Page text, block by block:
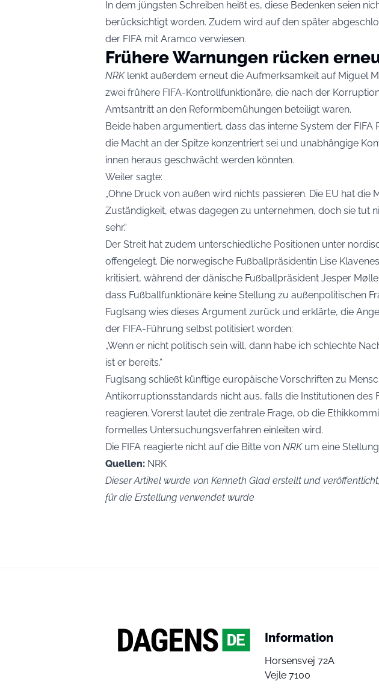
In dem jüngsten Schreiben heißt es, diese Bedenken seien
berücksichtigt worden. Zudem wird auf den später
der FIFA mit Aramco verwiesen.
Frühere Warnungen rücken
NRKlenkt außerdem erneut die Aufmerksamkeit auf Miguel
zwei frühere FIFA-Kontrollfunktionäre, die nach der
Amtsantritt an den Reformbemühungen beteiligt waren.
Beide haben argumentiert, dass das interne System der FIFA
die Macht an der Spitze konzentriert sei und unabhängige
innen heraus geschwächt werden könnten.
Weiler sagte:
„Ohne Druck von außen wird nichts passieren. Die EU hat die
Zuständigkeit, etwas dagegen zu unternehmen, doch sie tut
sehr.“
Der Streit hat zudem unterschiedliche Positionen unter
offengelegt. Die norwegische Fußballpräsidentin Lise
kritisiert, während der dänische Fußballpräsident Jesper
dass Fußballfunktionäre keine Stellung zu außenpolitischen
Fuglsang wies dieses Argument zurück und erklärte, die
der FIFA-Führung selbst politisiert worden:
„Wenn er nicht politisch sein will, dann habe ich schlechte
ist er bereits.“
Fuglsang schließt künftige europäische Vorschriften zu
Antikorruptionsstandards nicht aus, falls die Institutionen des
reagieren. Vorerst lautet die zentrale Frage, ob die
formelles Untersuchungsverfahren einleiten wird.
Die FIFA reagierte nicht auf die Bitte von NRKum eine
Quellen: NRK
Dieser Artikel wurde von Kenneth Glad erstellt und
für die Erstellung verwendet wurde
Information
Horsensvej 72A
Vejle 7100